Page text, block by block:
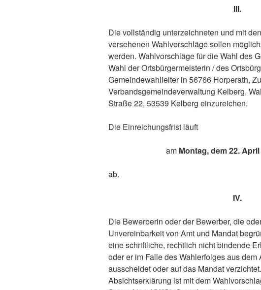
III.
Die vollständig unterzeichneten und mit
versehenen Wahlvorschläge sollen
werden. Wahlvorschläge für die Wahl des
Wahl der Ortsbürgermeisterin / des
Gemeindewahlleiter in 56766 Horperath,
Verbandsgemeindeverwaltung Kelberg,
Straße 22, 53539 Kelberg einzureichen.
Die Einreichungsfrist läuft
am Montag, dem 22.
ab.
IV.
Die Bewerberin oder der Bewerber, die
Unvereinbarkeit von Amt und Mandat
eine schriftliche, rechtlich nicht bindende
oder er im Falle des Wahlerfolges aus
ausscheidet oder auf das Mandat
Absichtserklärung ist mit dem